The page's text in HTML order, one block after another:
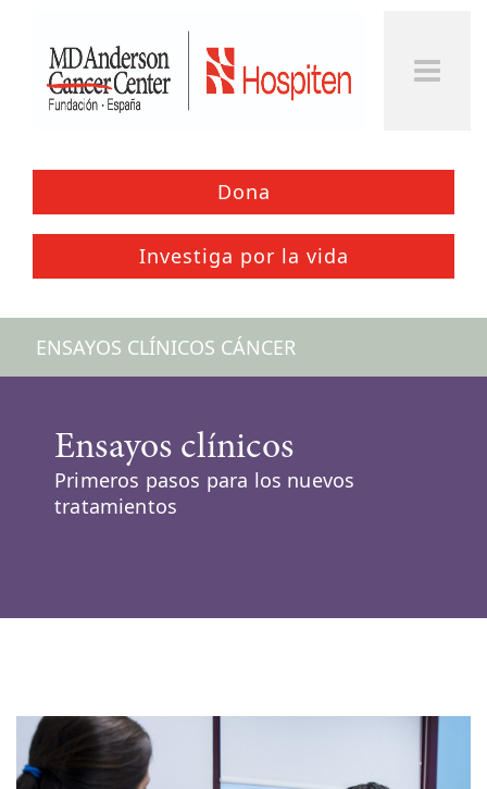
Dona
Investiga por la vida
ENSAYOS CLÍNICOS CÁNCER
Ensayos clínicos
Primeros pasos para los nuevos
tratamientos